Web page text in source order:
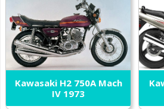
Kawasaki H2 750A Mach
IV 1973